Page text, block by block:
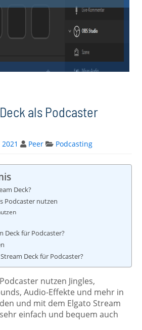
als Podcaster
Peer Podcasting
Deck?
Podcaster nutzen
Deck für Podcaster?
Deck für Podcaster?
nutzen Jingles,
Audio-Effekte und mehr in
und mit dem Elgato Stream
einfach und bequem auch